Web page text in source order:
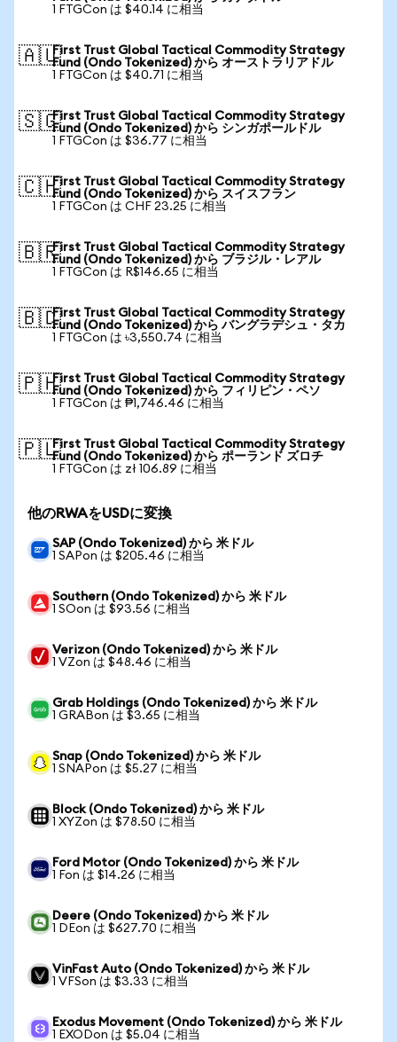
1 FTGCon は $40.14 に相当
🇦🇺First Trust Global Tactical Commodity Strategy
Fund (Ondo Tokenized) から オーストラリアドル
1 FTGCon は $40.71 に相当
🇸🇬First Trust Global Tactical Commodity Strategy
Fund (Ondo Tokenized) から シンガポールドル
1 FTGCon は $36.77 に相当
🇨🇭First Trust Global Tactical Commodity Strategy
Fund (Ondo Tokenized) から スイスフラン
1 FTGCon は CHF 23.25 に相当
🇧🇷First Trust Global Tactical Commodity Strategy
Fund (Ondo Tokenized) から ブラジル・レアル
1 FTGCon は R$146.65 に相当
🇧🇩First Trust Global Tactical Commodity Strategy
Fund (Ondo Tokenized) から バングラデシュ・タカ
1 FTGCon は ৳3,550.74 に相当
🇵🇭First Trust Global Tactical Commodity Strategy
Fund (Ondo Tokenized) から フィリピン・ペソ
1 FTGCon は ₱1,746.46 に相当
🇵🇱First Trust Global Tactical Commodity Strategy
Fund (Ondo Tokenized) から ポーランド ズロチ
1 FTGCon は zł 106.89 に相当
他のRWAをUSDに変換
SAP (Ondo Tokenized) から 米ドル
1 SAPon は $205.46 に相当
Southern (Ondo Tokenized) から 米ドル
1 SOon は $93.56 に相当
Verizon (Ondo Tokenized) から 米ドル
1 VZon は $48.46 に相当
Grab Holdings (Ondo Tokenized) から 米ドル
1 GRABon は $3.65 に相当
Snap (Ondo Tokenized) から 米ドル
1 SNAPon は $5.27 に相当
Block (Ondo Tokenized) から 米ドル
1 XYZon は $78.50 に相当
Ford Motor (Ondo Tokenized) から 米ドル
1 Fon は $14.26 に相当
Deere (Ondo Tokenized) から 米ドル
1 DEon は $627.70 に相当
VinFast Auto (Ondo Tokenized) から 米ドル
1 VFSon は $3.33 に相当
Exodus Movement (Ondo Tokenized) から 米ドル
1 EXODon は $5.04 に相当